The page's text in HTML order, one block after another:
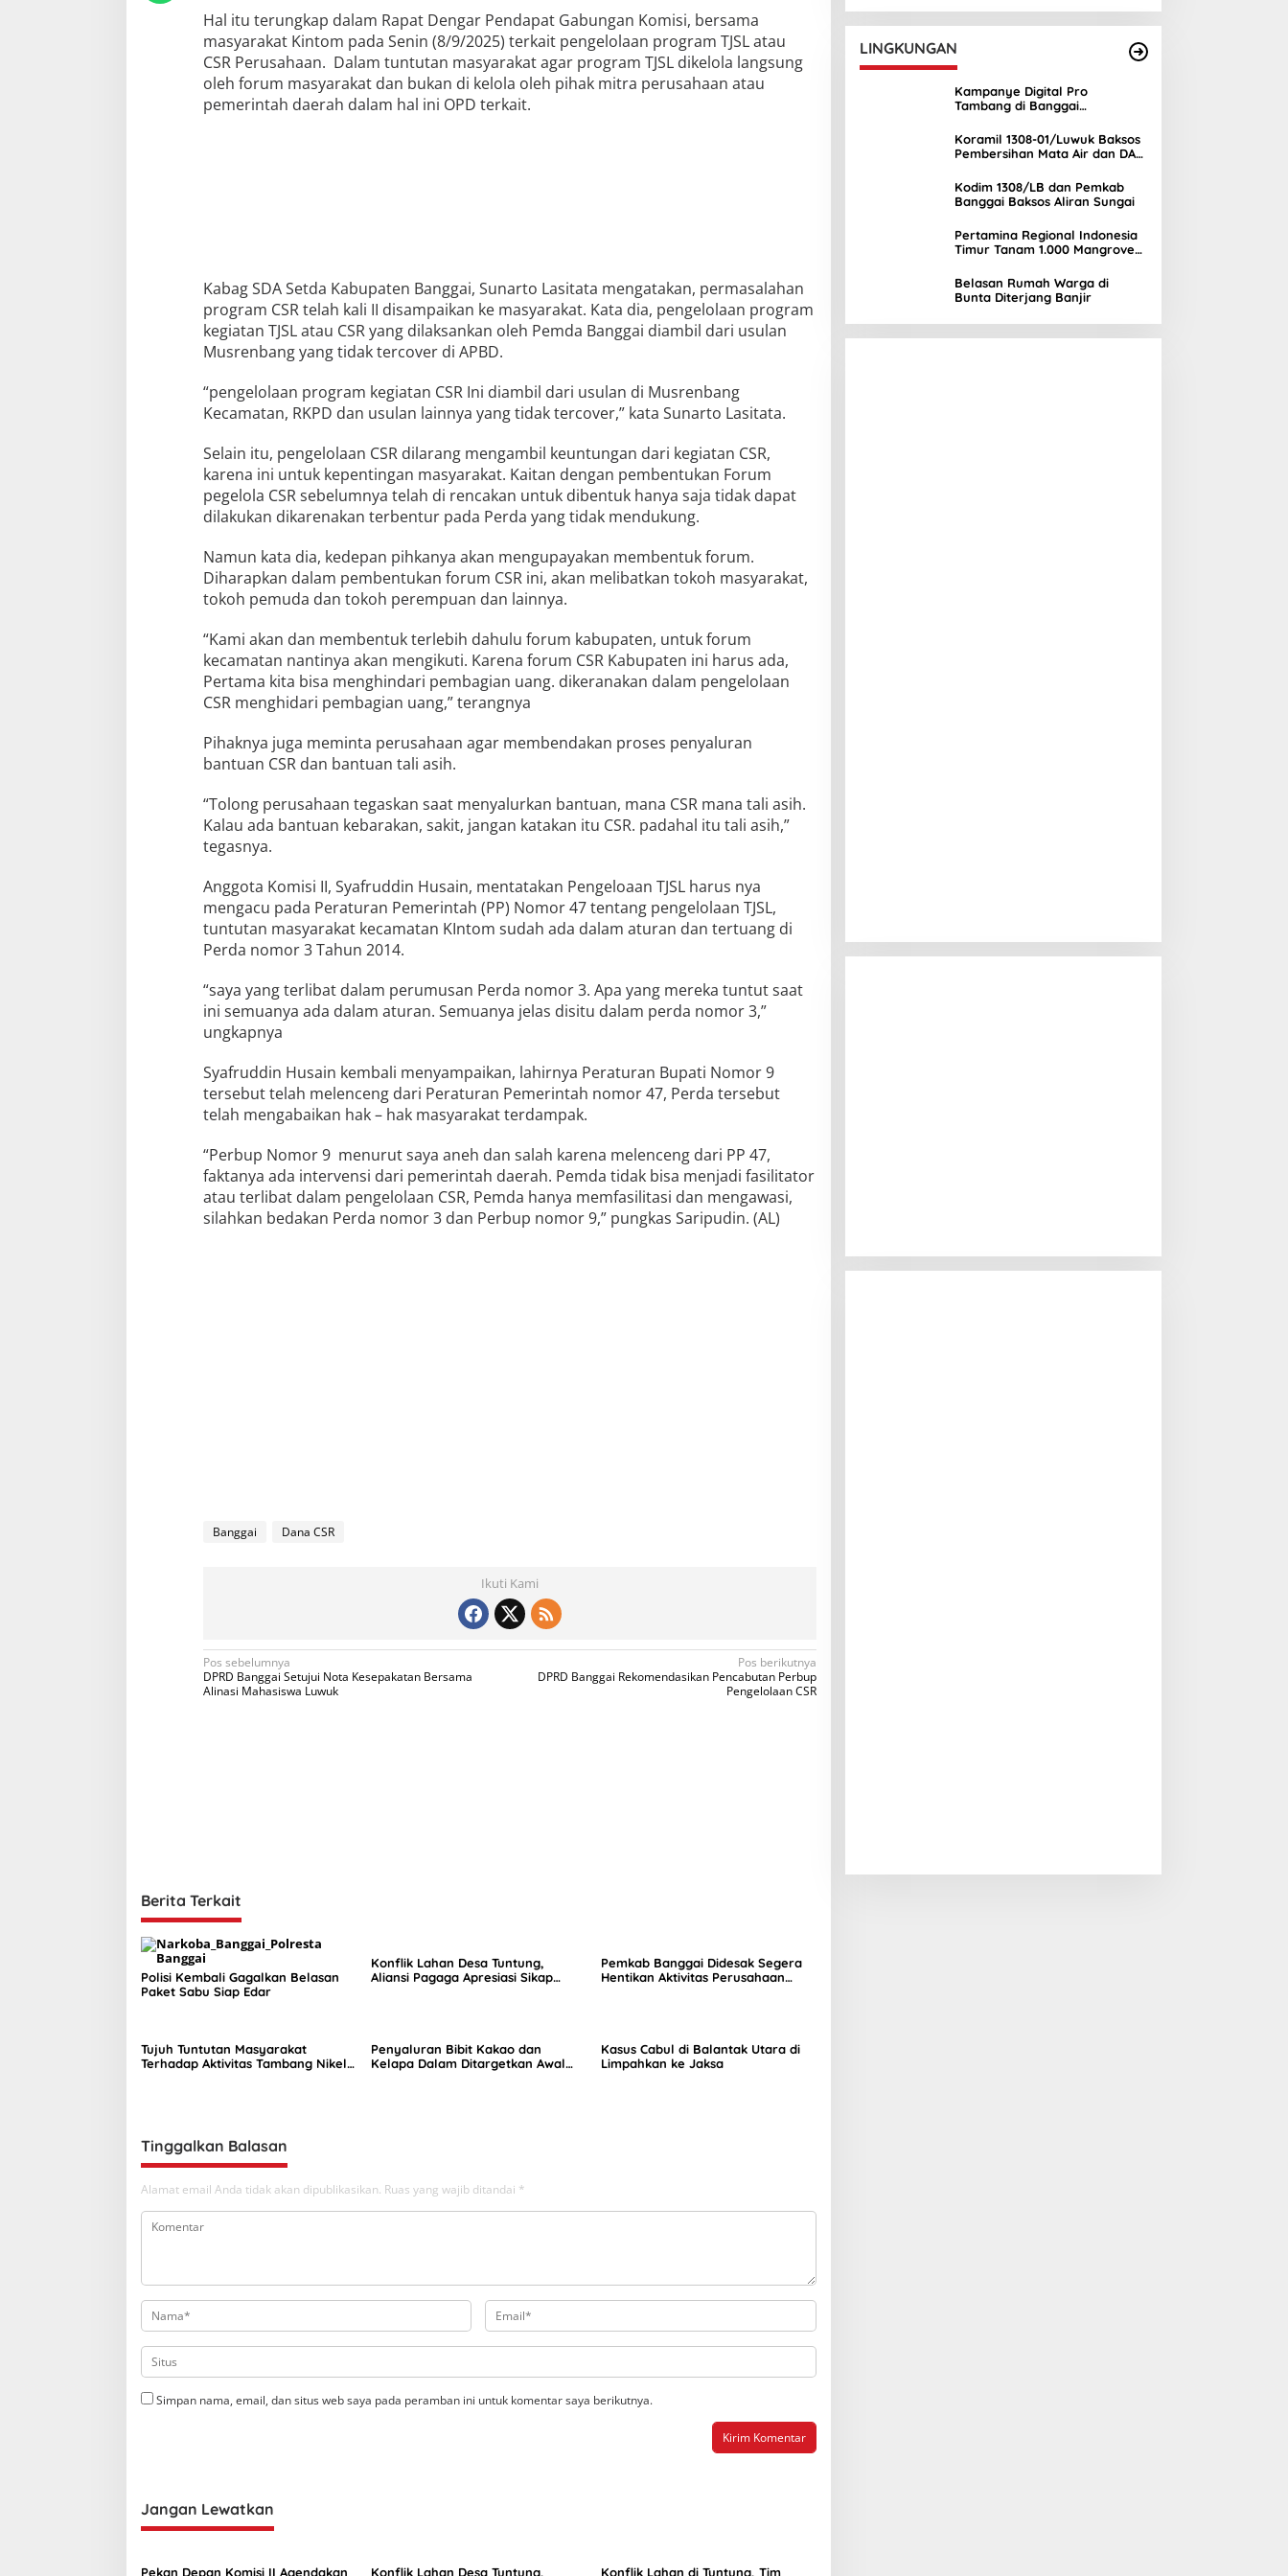
d
i
u
s
r
e
Hal itu terungkap dalam Rapat Dengar Pendapat Gabungan Komisi, bersama
masyarakat Kintom pada Senin (8/9/2025) terkait pengelolaan program TJSL atau
CSR Perusahaan. Dalam tuntutan masyarakat agar program TJSL dikelola langsung
oleh forum masyarakat dan bukan di kelola oleh pihak mitra perusahaan atau
pemerintah daerah dalam hal ini OPD terkait.
Kabag SDA Setda Kabupaten Banggai, Sunarto Lasitata mengatakan, permasalahan
program CSR telah kali II disampaikan ke masyarakat. Kata dia, pengelolaan program
kegiatan TJSL atau CSR yang dilaksankan oleh Pemda Banggai diambil dari usulan
Musrenbang yang tidak tercover di APBD.
“pengelolaan program kegiatan CSR Ini diambil dari usulan di Musrenbang
Kecamatan, RKPD dan usulan lainnya yang tidak tercover,” kata Sunarto Lasitata.
Selain itu, pengelolaan CSR dilarang mengambil keuntungan dari kegiatan CSR,
karena ini untuk kepentingan masyarakat. Kaitan dengan pembentukan Forum
pegelola CSR sebelumnya telah di rencakan untuk dibentuk hanya saja tidak dapat
dilakukan dikarenakan terbentur pada Perda yang tidak mendukung.
Namun kata dia, kedepan pihkanya akan mengupayakan membentuk forum.
Diharapkan dalam pembentukan forum CSR ini, akan melibatkan tokoh masyarakat,
tokoh pemuda dan tokoh perempuan dan lainnya.
“Kami akan dan membentuk terlebih dahulu forum kabupaten, untuk forum
kecamatan nantinya akan mengikuti. Karena forum CSR Kabupaten ini harus ada,
Pertama kita bisa menghindari pembagian uang. dikeranakan dalam pengelolaan
CSR menghidari pembagian uang,” terangnya
Pihaknya juga meminta perusahaan agar membendakan proses penyaluran
bantuan CSR dan bantuan tali asih.
“Tolong perusahaan tegaskan saat menyalurkan bantuan, mana CSR mana tali asih.
Kalau ada bantuan kebarakan, sakit, jangan katakan itu CSR. padahal itu tali asih,”
tegasnya.
Anggota Komisi II, Syafruddin Husain, mentatakan Pengeloaan TJSL harus nya
mengacu pada Peraturan Pemerintah (PP) Nomor 47 tentang pengelolaan TJSL,
tuntutan masyarakat kecamatan KIntom sudah ada dalam aturan dan tertuang di
Perda nomor 3 Tahun 2014.
“saya yang terlibat dalam perumusan Perda nomor 3. Apa yang mereka tuntut saat
ini semuanya ada dalam aturan. Semuanya jelas disitu dalam perda nomor 3,”
ungkapnya
Syafruddin Husain kembali menyampaikan, lahirnya Peraturan Bupati Nomor 9
tersebut telah melenceng dari Peraturan Pemerintah nomor 47, Perda tersebut
telah mengabaikan hak – hak masyarakat terdampak.
“Perbup Nomor 9 menurut saya aneh dan salah karena melenceng dari PP 47,
faktanya ada intervensi dari pemerintah daerah. Pemda tidak bisa menjadi fasilitator
atau terlibat dalam pengelolaan CSR, Pemda hanya memfasilitasi dan mengawasi,
silahkan bedakan Perda nomor 3 dan Perbup nomor 9,” pungkas Saripudin. (AL)
Banggai Dana CSR
Ikuti Kami
N
a
o
s
Pos sebelumnya
DPRD Banggai Setujui Nota Kesepakatan Bersama
Alinasi Mahasiswa Luwuk
Pos berikutnya
DPRD Banggai Rekomendasikan Pencabutan Perbup
Pengelolaan CSR
Berita Terkait
Polisi Kembali Gagalkan Belasan
Paket Sabu Siap Edar
Konflik Lahan Desa Tuntung,
Aliansi Pagaga Apresiasi Sikap
Pemkab Banggai Didesak Segera
Hentikan Aktivitas Perusahaan
Tujuh Tuntutan Masyarakat
Terhadap Aktivitas Tambang Nikel
Penyaluran Bibit Kakao dan
Kelapa Dalam Ditargetkan Awal
Kasus Cabul di Balantak Utara di
Limpahkan ke Jaksa
Tinggalkan Balasan
Alamat email Anda tidak akan dipublikasikan. Ruas yang wajib ditandai *
Simpan nama, email, dan situs web saya pada peramban ini untuk komentar saya berikutnya.
Jangan Lewatkan
Pekan Depan Komisi II Agendakan Konflik Lahan Desa Tuntung, Konflik Lahan di Tuntung, Tim
UNIMA
LINGKUNGAN
Kampanye Digital Pro
Tambang di Banggai
Koramil 1308-01/Luwuk Baksos
Pembersihan Mata Air dan DAS
Kodim 1308/LB dan Pemkab
Banggai Baksos Aliran Sungai
Pertamina Regional Indonesia
Timur Tanam 1.000 Mangrove
Kepedulian Lingkungan
Belasan Rumah Warga di
Bunta Diterjang Banjir